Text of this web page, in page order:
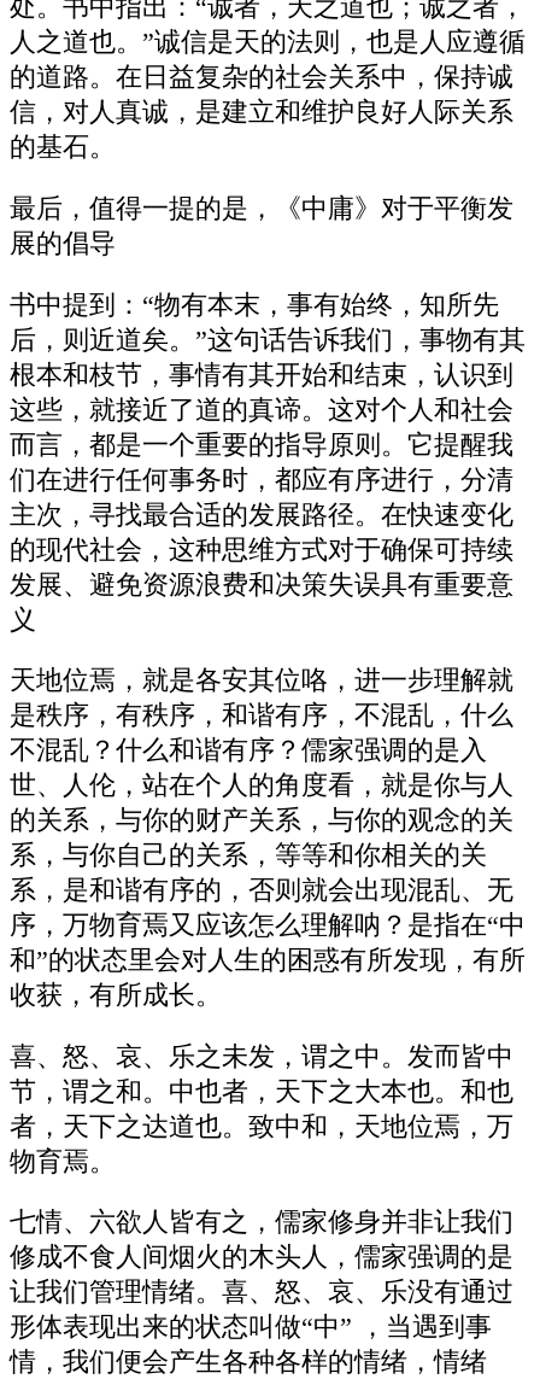
处。书中指出：“诚者，天之道也；诚之者，
人之道也。”诚信是天的法则，也是人应遵循
的道路。在日益复杂的社会关系中，保持诚
信，对人真诚，是建立和维护良好人际关系
的基石。
最后，值得一提的是，《中庸》对于平衡发
展的倡导
书中提到：“物有本末，事有始终，知所先
后，则近道矣。”这句话告诉我们，事物有其
根本和枝节，事情有其开始和结束，认识到
这些，就接近了道的真谛。这对个人和社会
而言，都是一个重要的指导原则。它提醒我
们在进行任何事务时，都应有序进行，分清
主次，寻找最合适的发展路径。在快速变化
的现代社会，这种思维方式对于确保可持续
发展、避免资源浪费和决策失误具有重要意
义
天地位焉，就是各安其位咯，进一步理解就
是秩序，有秩序，和谐有序，不混乱，什么
不混乱？什么和谐有序？儒家强调的是入
世、人伦，站在个人的角度看，就是你与人
的关系，与你的财产关系，与你的观念的关
系，与你自己的关系，等等和你相关的关
系，是和谐有序的，否则就会出现混乱、无
序，万物育焉又应该怎么理解呐？是指在“中
和”的状态里会对人生的困惑有所发现，有所
收获，有所成长。
喜、怒、哀、乐之未发，谓之中。发而皆中
节，谓之和。中也者，天下之大本也。和也
者，天下之达道也。致中和，天地位焉，万
物育焉。
七情、六欲人皆有之，儒家修身并非让我们
修成不食人间烟火的木头人，儒家强调的是
让我们管理情绪。喜、怒、哀、乐没有通过
形体表现出来的状态叫做“中” ，当遇到事
情，我们便会产生各种各样的情绪，情绪